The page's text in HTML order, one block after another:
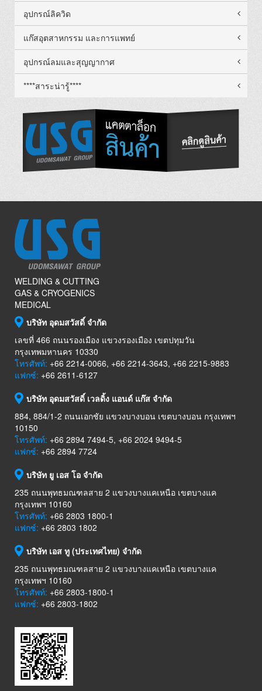
อุปกรณ์ลิควิด
แก๊สอุตสาหกรรม และการแพทย์
อุปกรณ์ลมและสุญญากาศ
****สาระน่ารู้****
WELDING & CUTTING
GAS & CRYOGENICS
MEDICAL
บริษัท อุดมสวัสดิ์ จำกัด
เลขที่ 466 ถนนรองเมือง แขวงรองเมือง เขตปทุมวัน
กรุงเทพมหานคร 10330
โทรศัพท์: +66 2214-0066, +66 2214-3643, +66 2215-9883
แฟกซ์: +66 2611-6127
บริษัท อุดมสวัสดิ์ เวลดิ้ง แอนด์ แก๊ส จำกัด
884, 884/1-2 ถนนเอกชัย แขวงบางบอน เขตบางบอน กรุงเทพฯ
10150
โทรศัพท์: +66 2894 7494-5, +66 2024 9494-5
แฟกซ์: +66 2894 7724
บริษัท ยู เอส โอ จำกัด
235 ถนนพุทธมณฑลสาย 2 แขวงบางแคเหนือ เขตบางแค
กรุงเทพฯ 10160
โทรศัพท์: +66 2803 1800-1
แฟกซ์: +66 2803 1802
บริษัท เอส ทู (ประเทศไทย) จำกัด
235 ถนนพุทธมณฑลสาย 2 แขวงบางแคเหนือ เขตบางแค
กรุงเทพฯ 10160
โทรศัพท์: +66 2803-1800-1
แฟกซ์: +66 2803-1802